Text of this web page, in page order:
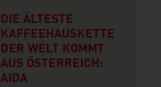
DIE ÄLTESTE
KAFFEEHAUSKETTE
DER WELT KOMMT
AUS ÖSTERREICH:
AIDA